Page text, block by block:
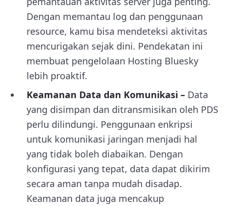
Dengan memantau log dan penggunaan
resource, kamu bisa mendeteksi aktivitas
mencurigakan sejak dini. Pendekatan ini
membuat pengelolaan Hosting Bluesky
lebih proaktif.
Keamanan Data dan Komunikasi – Data
yang disimpan dan ditransmisikan oleh PDS
perlu dilindungi. Penggunaan enkripsi
untuk komunikasi jaringan menjadi hal
yang tidak boleh diabaikan. Dengan
konfigurasi yang tepat, data dapat dikirim
secara aman tanpa mudah disadap.
Keamanan data juga mencakup